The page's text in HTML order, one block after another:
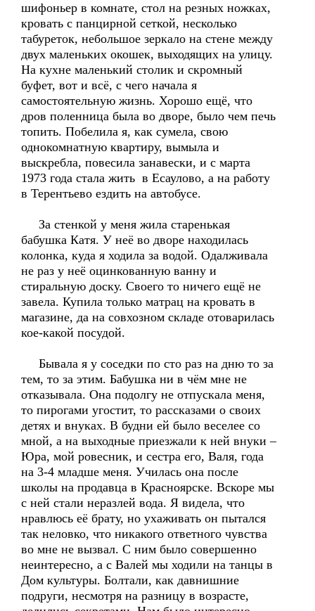
шифоньер в комнате, стол на резных ножках,
кровать с панцирной сеткой, несколько
табуреток, небольшое зеркало на стене между
двух маленьких окошек, выходящих на улицу.
На кухне маленький столик и скромный
буфет, вот и всё, с чего начала я
самостоятельную жизнь. Хорошо ещё, что
дров поленница была во дворе, было чем печь
топить. Побелила я, как сумела, свою
однокомнатную квартиру, вымыла и
выскребла, повесила занавески, и с марта
1973 года стала жить в Есаулово, а на работу
в Терентьево ездить на автобусе.
За стенкой у меня жила старенькая
бабушка Катя. У неё во дворе находилась
колонка, куда я ходила за водой. Одалживала
не раз у неё оцинкованную ванну и
стиральную доску. Своего то ничего ещё не
завела. Купила только матрац на кровать в
магазине, да на совхозном складе отоварилась
кое-какой посудой.
Бывала я у соседки по сто раз на дню то за
тем, то за этим. Бабушка ни в чём мне не
отказывала. Она подолгу не отпускала меня,
то пирогами угостит, то рассказами о своих
детях и внуках. В будни ей было веселее со
мной, а на выходные приезжали к ней внуки –
Юра, мой ровесник, и сестра его, Валя, года
на 3-4 младше меня. Училась она после
школы на продавца в Красноярске. Вскоре мы
с ней стали неразлей вода. Я видела, что
нравлюсь её брату, но ухаживать он пытался
так неловко, что никакого ответного чувства
во мне не вызвал. С ним было совершенно
неинтересно, а с Валей мы ходили на танцы в
Дом культуры. Болтали, как давнишние
подруги, несмотря на разницу в возрасте,